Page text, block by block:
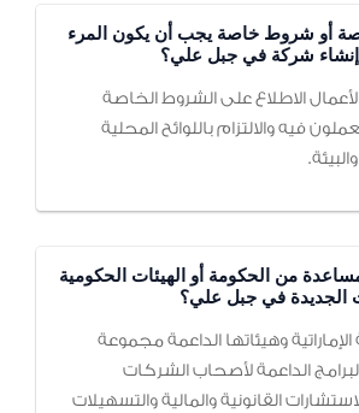
أو شروط خاصة يجب أن يكون المرء
إنشاء شركة في جبل علي؟
الاطلاع على الشروط الخاصة
فيه والالتزام باللوائح المحلية
من الحكومة أو الهيئات الحكومية
الجديدة في جبل علي؟
وهيئاتها الداعمة مجموعة
الداعمة لأصحاب الشركات
القانونية والمالية والتسهيلات